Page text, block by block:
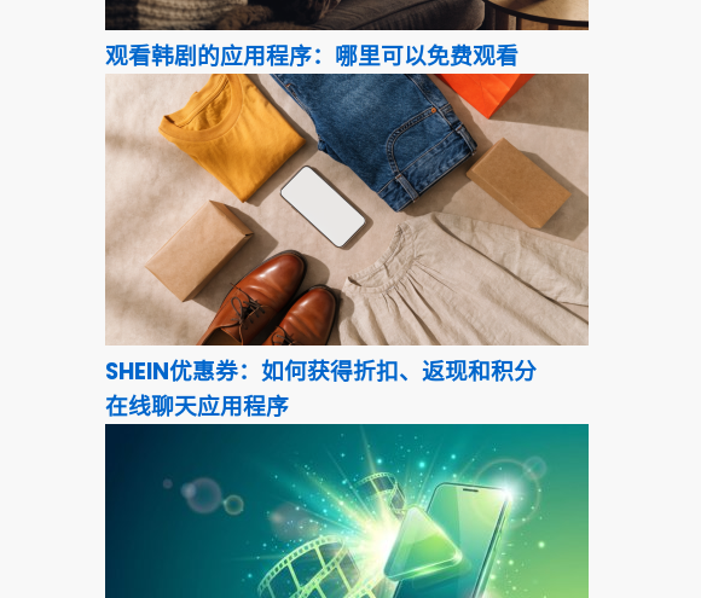
观看韩剧的应用程序：哪里可以免费观看
SHEIN优惠券：如何获得折扣、返现和积分
在线聊天应用程序